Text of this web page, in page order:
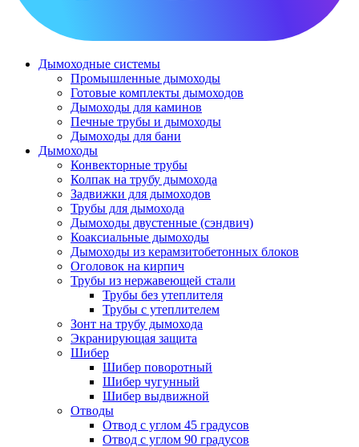
Дымоходные системы
Промышленные дымоходы
Готовые комплекты дымоходов
Дымоходы для каминов
Печные трубы и дымоходы
Дымоходы для бани
Дымоходы
Конвекторные трубы
Колпак на трубу дымохода
Задвижки для дымоходов
Трубы для дымохода
Дымоходы двустенные (сэндвич)
Коаксиальные дымоходы
Дымоходы из керамзитобетонных блоков
Оголовок на кирпич
Трубы из нержавеющей стали
Трубы без утеплителя
Трубы с утеплителем
Зонт на трубу дымохода
Экранирующая защита
Шибер
Шибер поворотный
Шибер чугунный
Шибер выдвижной
Отводы
Отвод с углом 45 градусов
Отвод с углом 90 градусов